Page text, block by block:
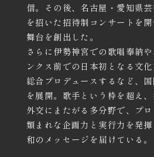
信。その後、名古屋・愛知県
を招いた招待制コンサートを
舞台を創出した。
さらに伊勢神宮での歌唱奉納
ンクス前での日本初となる文
総合プロデュースするなど、
を展開。歌手という枠を超え
外交にまたがる多分野で、プ
類まれな企画力と実行力を発
和のメッセージを届けている。